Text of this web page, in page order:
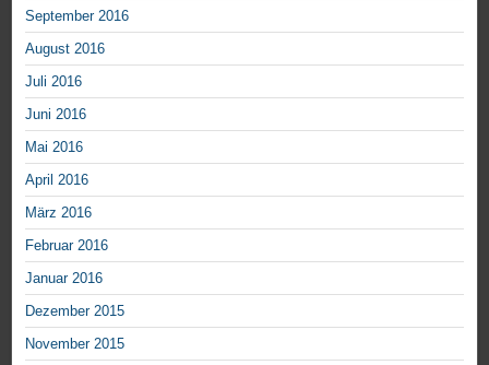
September 2016
August 2016
Juli 2016
Juni 2016
Mai 2016
April 2016
März 2016
Februar 2016
Januar 2016
Dezember 2015
November 2015